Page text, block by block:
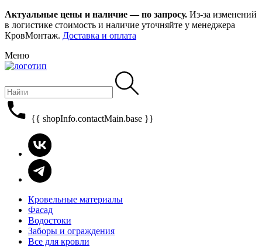
Актуальные цены и наличие — по запросу. Из-за изменений
в логистике стоимость и наличие уточняйте у менеджера
КровМонтаж. Доставка и оплата
Меню
{{ shopInfo.contactMain.base }}
Кровельные материалы
Фасад
Водостоки
Заборы и ограждения
Все для кровли